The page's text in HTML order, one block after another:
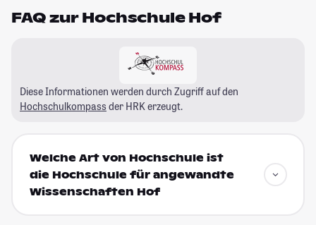
FAQ zur Hochschule Hof
Diese Informationen werden durch Zugriff auf den
Hochschulkompass der HRK erzeugt.
Welche Art von Hochschule ist
die Hochschule für angewandte
Wissenschaften Hof